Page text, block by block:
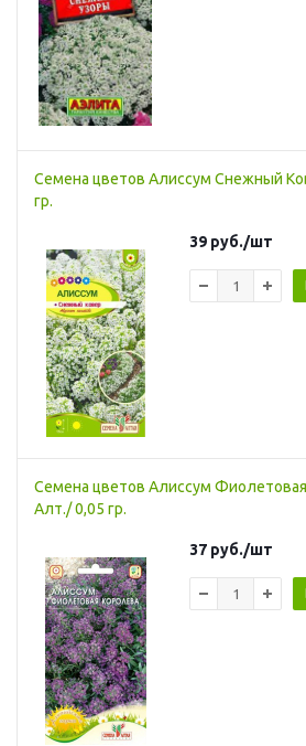
Семена цветов Алиссум Снежный
гр.
39 руб./шт
Семена цветов Алиссум
Алт./ 0,05 гр.
37 руб./шт